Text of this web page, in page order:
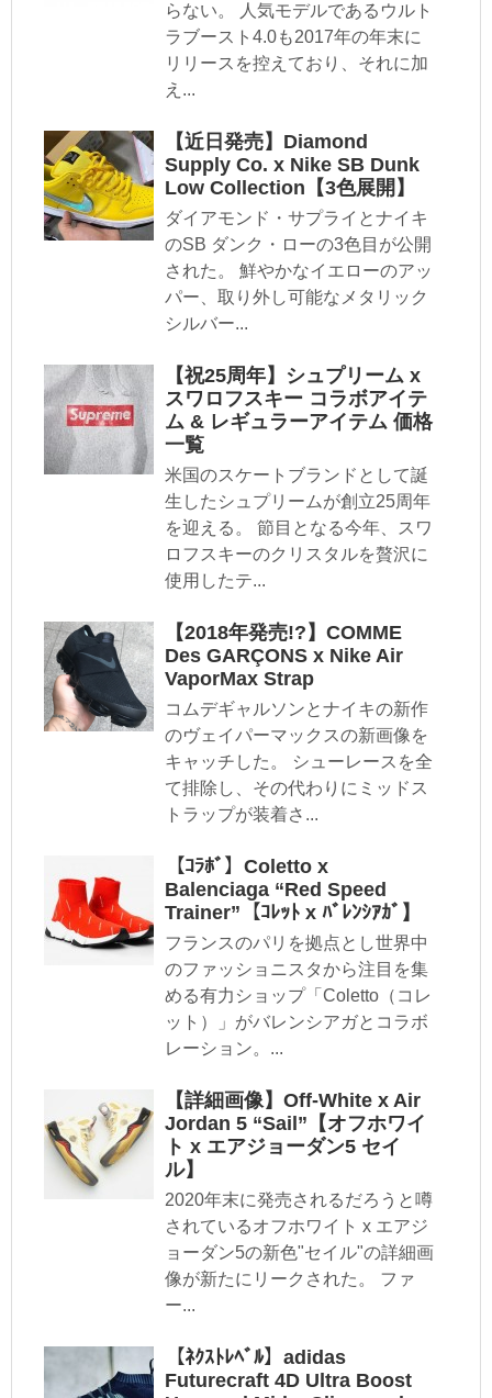
らない。 人気モデルであるウルト
ラブースト4.0も2017年の年末に
リリースを控えており、それに加
え...
【近日発売】Diamond
Supply Co. x Nike SB Dunk
Low Collection【3色展開】
ダイアモンド・サプライとナイキ
のSB ダンク・ローの3色目が公開
された。 鮮やかなイエローのアッ
パー、取り外し可能なメタリック
シルバー...
【祝25周年】シュプリーム x
スワロフスキー コラボアイテ
ム & レギュラーアイテム 価格
一覧
米国のスケートブランドとして誕
生したシュプリームが創立25周年
を迎える。 節目となる今年、スワ
ロフスキーのクリスタルを贅沢に
使用したテ...
【2018年発売!?】COMME
Des GARÇONS x Nike Air
VaporMax Strap
コムデギャルソンとナイキの新作
のヴェイパーマックスの新画像を
キャッチした。 シューレースを全
て排除し、その代わりにミッドス
トラップが装着さ...
【ｺﾗﾎﾞ】Coletto x
Balenciaga “Red Speed
Trainer”【ｺﾚｯﾄ x ﾊﾞﾚﾝｼｱｶﾞ】
フランスのパリを拠点とし世界中
のファッショニスタから注目を集
める有力ショップ「Coletto（コレ
ット）」がバレンシアガとコラボ
レーション。...
【詳細画像】Off-White x Air
Jordan 5 “Sail”【オフホワイ
ト x エアジョーダン5 セイ
ル】
2020年末に発売されるだろうと噂
されているオフホワイト x エアジ
ョーダン5の新色"セイル"の詳細画
像が新たにリークされた。 ファ
ー...
【ﾈｸｽﾄﾚﾍﾞﾙ】adidas
Futurecraft 4D Ultra Boost